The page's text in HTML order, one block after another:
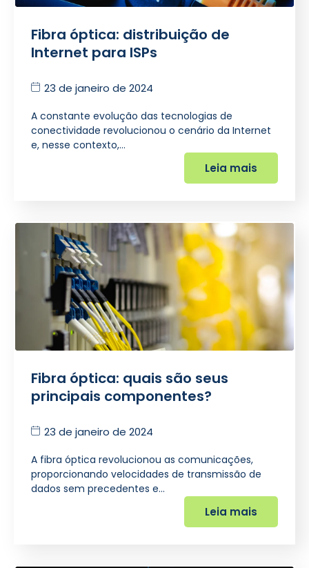
Fibra óptica: distribuição de
Internet para ISPs
23 de janeiro de 2024
A constante evolução das tecnologias de
conectividade revolucionou o cenário da Internet
e, nesse contexto,…
Leia mais
Fibra óptica: quais são seus
principais componentes?
23 de janeiro de 2024
A fibra óptica revolucionou as comunicações,
proporcionando velocidades de transmissão de
dados sem precedentes e…
Leia mais